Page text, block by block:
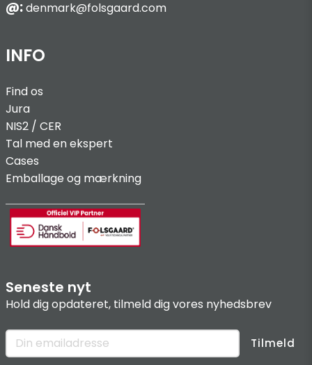
@:denmark@folsgaard.com
INFO
Find os
Jura
NIS2 / CER
Tal med en ekspert
Cases
Emballage og mærkning
Seneste nyt
Hold dig opdateret, tilmeld dig vores nyhedsbrev
Tilmeld